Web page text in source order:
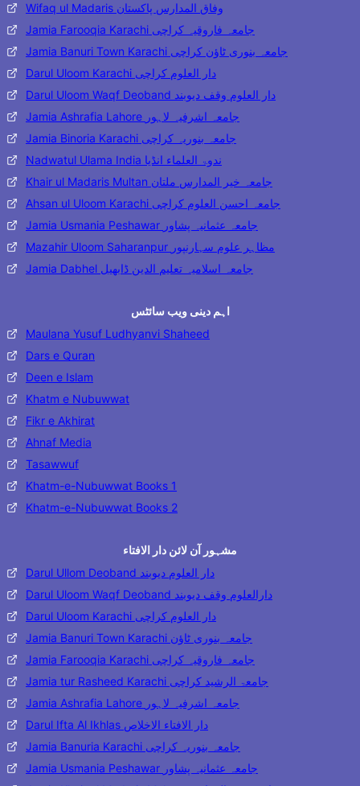
Wifaq ul Madaris وفاق المدارس پاکستان
Jamia Farooqia Karachi جامعہ فاروقیہ کراچی
Jamia Banuri Town Karachi جامعہ بنوری ٹاؤن کراچی
Darul Uloom Karachi دار العلوم کراچی
Darul Uloom Waqf Deoband دار العلوم وقف دیوبند
Jamia Ashrafia Lahore جامعہ اشرفیہ لاہور
Jamia Binoria Karachi جامعہ بنوریہ کراچی
Nadwatul Ulama India ندوۃ العلماء انڈیا
Khair ul Madaris Multan جامعہ خیر المدارس ملتان
Ahsan ul Uloom Karachi جامعہ احسن العلوم کراچی
Jamia Usmania Peshawar جامعہ عثمانیہ پشاور
Mazahir Uloom Saharanpur مظاہر علوم سہارنپور
Jamia Dabhel جامعہ اسلامیہ تعلیم الدین ڈابھیل
اہم دینی ویب سائٹس
Maulana Yusuf Ludhyanvi Shaheed
Dars e Quran
Deen e Islam
Khatm e Nubuwwat
Fikr e Akhirat
Ahnaf Media
Tasawwuf
Khatm-e-Nubuwwat Books 1
Khatm-e-Nubuwwat Books 2
مشہور آن لائن دار الافتاء
Darul Ullom Deoband دار العلوم دیوبند
Darul Uloom Waqf Deoband دارالعلوم وقف دیوبند
Darul Uloom Karachi دار العلوم کراچی
Jamia Banuri Town Karachi جامعہ بنوری ٹاؤن
Jamia Farooqia Karachi جامعہ فاروقیہ کراچی
Jamia tur Rasheed Karachi جامعۃ الرشید کراچی
Jamia Ashrafia Lahore جامعہ اشرفیہ لاہور
Darul Ifta Al Ikhlas دار الافتاء الاخلاص
Jamia Banuria Karachi جامعہ بنوریہ کراچی
Jamia Usmania Peshawar جامعہ عثمانیہ پشاور